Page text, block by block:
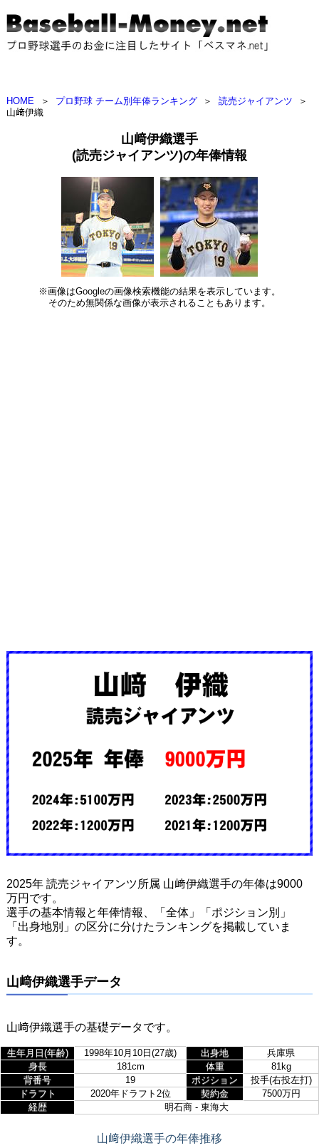
HOME ＞ プロ野球 チーム別年俸ランキング ＞ 読売ジャイアンツ
＞
山﨑伊織
山﨑伊織選手
(読売ジャイアンツ)の年俸情報
※画像はGoogleの画像検索機能の結果を表示しています。
そのため無関係な画像が表示されることもあります。
2025年 読売ジャイアンツ所属 山﨑伊織選手の年俸は9000
万円です。
選手の基本情報と年俸情報、「全体」「ポジション別」
「出身地別」の区分に分けたランキングを掲載していま
す。
山﨑伊織選手データ
山﨑伊織選手の基礎データです。
生年月日(年齢) 1998年10月10日(27歳) 出身地
兵庫県
身長
181cm 体重
81kg
背番号
19 ポジション
投手(右投左打)
ドラフト
2020年ドラフト2位 契約金
7500万円
経歴
明石商 - 東海大
山﨑伊織選手の年俸推移